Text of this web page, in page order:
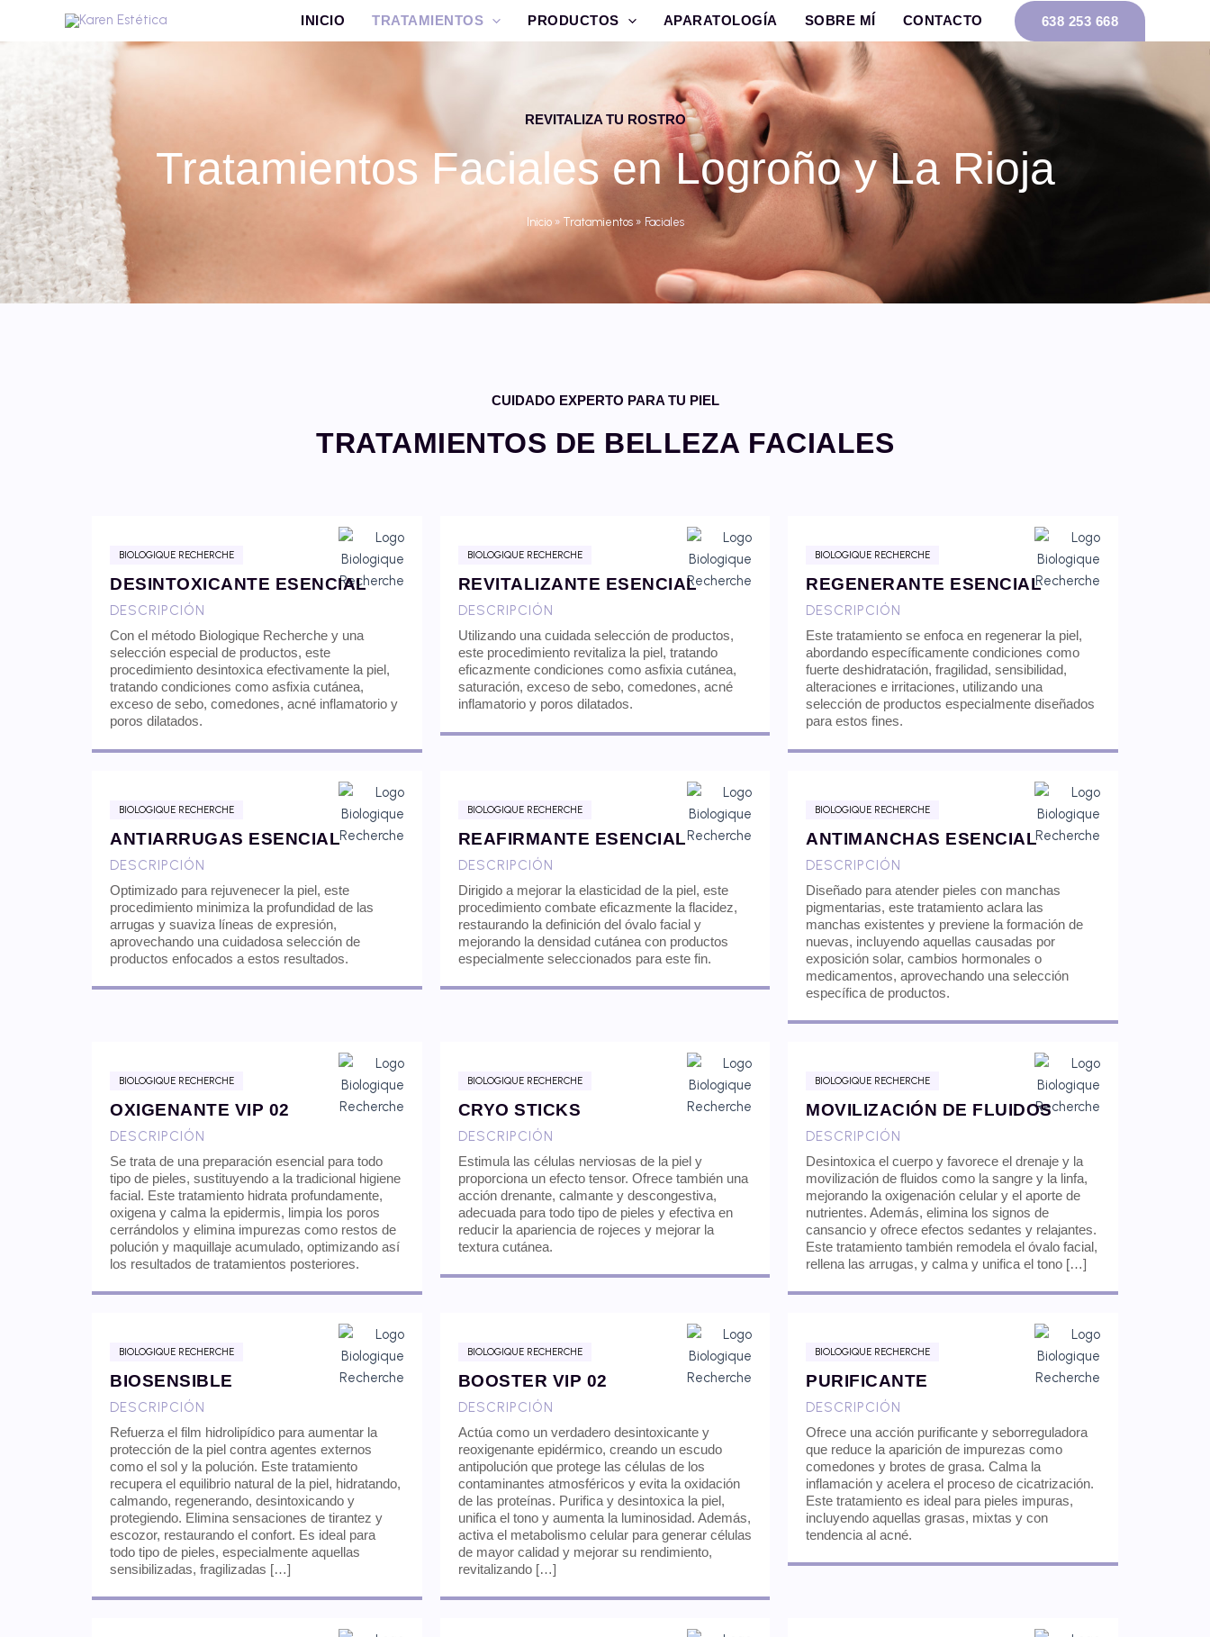
INICIO TRATAMIENTOS PRODUCTOS APARATOLOGÍA SOBRE MÍ CONTACTO 638 253 668
REVITALIZA TU ROSTRO
Tratamientos Faciales en Logroño y La Rioja
Inicio» Tratamientos» Faciales
CUIDADO EXPERTO PARA TU PIEL
TRATAMIENTOS DE BELLEZA FACIALES
BIOLOGIQUE RECHERCHE
DESINTOXICANTE ESENCIAL
DESCRIPCIÓN
Con el método Biologique Recherche y una
selección especial de productos, este
procedimiento desintoxica efectivamente la piel,
tratando condiciones como asfixia cutánea,
exceso de sebo, comedones, acné inflamatorio y
poros dilatados.
BIOLOGIQUE RECHERCHE
REVITALIZANTE ESENCIAL
DESCRIPCIÓN
Utilizando una cuidada selección de productos,
este procedimiento revitaliza la piel, tratando
eficazmente condiciones como asfixia cutánea,
saturación, exceso de sebo, comedones, acné
inflamatorio y poros dilatados.
BIOLOGIQUE RECHERCHE
REGENERANTE ESENCIAL
DESCRIPCIÓN
Este tratamiento se enfoca en regenerar la piel,
abordando específicamente condiciones como
fuerte deshidratación, fragilidad, sensibilidad,
alteraciones e irritaciones, utilizando una
selección de productos especialmente diseñados
para estos fines.
BIOLOGIQUE RECHERCHE
ANTIARRUGAS ESENCIAL
DESCRIPCIÓN
Optimizado para rejuvenecer la piel, este
procedimiento minimiza la profundidad de las
arrugas y suaviza líneas de expresión,
aprovechando una cuidadosa selección de
productos enfocados a estos resultados.
BIOLOGIQUE RECHERCHE
REAFIRMANTE ESENCIAL
DESCRIPCIÓN
Dirigido a mejorar la elasticidad de la piel, este
procedimiento combate eficazmente la flacidez,
restaurando la definición del óvalo facial y
mejorando la densidad cutánea con productos
especialmente seleccionados para este fin.
BIOLOGIQUE RECHERCHE
ANTIMANCHAS ESENCIAL
DESCRIPCIÓN
Diseñado para atender pieles con manchas
pigmentarias, este tratamiento aclara las
manchas existentes y previene la formación de
nuevas, incluyendo aquellas causadas por
exposición solar, cambios hormonales o
medicamentos, aprovechando una selección
específica de productos.
BIOLOGIQUE RECHERCHE
OXIGENANTE VIP 02
DESCRIPCIÓN
Se trata de una preparación esencial para todo
tipo de pieles, sustituyendo a la tradicional higiene
facial. Este tratamiento hidrata profundamente,
oxigena y calma la epidermis, limpia los poros
cerrándolos y elimina impurezas como restos de
polución y maquillaje acumulado, optimizando así
los resultados de tratamientos posteriores.
BIOLOGIQUE RECHERCHE
CRYO STICKS
DESCRIPCIÓN
Estimula las células nerviosas de la piel y
proporciona un efecto tensor. Ofrece también una
acción drenante, calmante y descongestiva,
adecuada para todo tipo de pieles y efectiva en
reducir la apariencia de rojeces y mejorar la
textura cutánea.
BIOLOGIQUE RECHERCHE
MOVILIZACIÓN DE FLUIDOS
DESCRIPCIÓN
Desintoxica el cuerpo y favorece el drenaje y la
movilización de fluidos como la sangre y la linfa,
mejorando la oxigenación celular y el aporte de
nutrientes. Además, elimina los signos de
cansancio y ofrece efectos sedantes y relajantes.
Este tratamiento también remodela el óvalo facial,
rellena las arrugas, y calma y unifica el tono […]
BIOLOGIQUE RECHERCHE
BIOSENSIBLE
DESCRIPCIÓN
Refuerza el film hidrolipídico para aumentar la
protección de la piel contra agentes externos
como el sol y la polución. Este tratamiento
recupera el equilibrio natural de la piel, hidratando,
calmando, regenerando, desintoxicando y
protegiendo. Elimina sensaciones de tirantez y
escozor, restaurando el confort. Es ideal para
todo tipo de pieles, especialmente aquellas
sensibilizadas, fragilizadas […]
BIOLOGIQUE RECHERCHE
BOOSTER VIP 02
DESCRIPCIÓN
Actúa como un verdadero desintoxicante y
reoxigenante epidérmico, creando un escudo
antipolución que protege las células de los
contaminantes atmosféricos y evita la oxidación
de las proteínas. Purifica y desintoxica la piel,
unifica el tono y aumenta la luminosidad. Además,
activa el metabolismo celular para generar células
de mayor calidad y mejorar su rendimiento,
revitalizando […]
BIOLOGIQUE RECHERCHE
PURIFICANTE
DESCRIPCIÓN
Ofrece una acción purificante y seborreguladora
que reduce la aparición de impurezas como
comedones y brotes de grasa. Calma la
inflamación y acelera el proceso de cicatrización.
Este tratamiento es ideal para pieles impuras,
incluyendo aquellas grasas, mixtas y con
tendencia al acné.